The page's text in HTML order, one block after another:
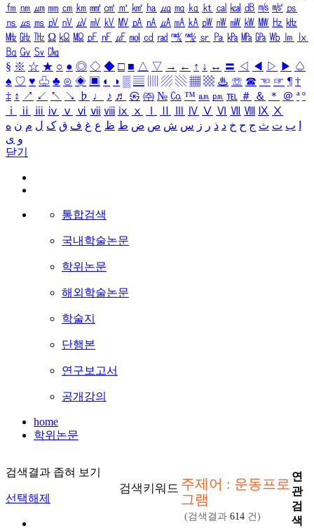
㎙ ㎚ ㎛ ㎜ ㎝ ㎞ ㎟ ㎠ ㎡ ㎢ ㏊ ㎍ ㎎ ㎏ ㏏ ㎈ ㎉ ㏈ ㎧ ㎨ ㎰
㎱ ㎲ ㎳ ㎴ ㎵ ㎶ ㎷ ㎸ ㎹ ㎀ ㎁ ㎂ ㎃ ㎄ ㎺ ㎻ ㎽ ㎾ ㎿ ㎐ ㎑
㎒ ㎓ ㎔ Ω ㏀ ㏁ ㎊ ㎋ ㎌ ㏖ ㏅ ㎭ ㎮ ㎯ ㏛ ㎩ ㎪ ㎫ ㎬ ㏝ ㏐
㏓
㏃ ㏉ ㏜ ㏆
§ ※ ☆ ★ ○ ● ◎ ◇ ◆ □ ■ △ ▽ → ← ↑ ↓ ↔ 〓 ◁ ◀ ▷ ▶ ♤
♠ ♡ ♥ ♧ ♣ ⊙ ◈ ▣ ◐ ◑ ▒ ▤ ▨ ▧ ▦ ▩ ♨ ☏ ☎ ☜ ☞ ¶ †
‡ ↕ ↗ ↙ ↖ ↘ ♭ ♩ ♪ ♬ ㉿ ㈜ № ㏇ ™ ㏂ ㏘ ℡ ＃ ＆ ＊ ＠ ª º
ⅰ
ⅱ ⅲ ⅳ ⅴ ⅵ ⅶ ⅷ ⅸ ⅹ Ⅳ Ⅴ Ⅵ Ⅶ Ⅷ Ⅸ Ⅹ
ب ت ث ج ح خ د ذ ر ز س ش ص ض ط ظ ع غ ف ق ک ل م ن ه
و ی
닫기
통합검색
국내학술논문
학위논문
해외학술논문
학술지
단행본
연구보고서
공개강의
home
학위논문
검색결과 좁혀 보기
선택해제
검색키워드 주제어 : 운동프로
그램
(검색결과 614 건)
연
관
검
색